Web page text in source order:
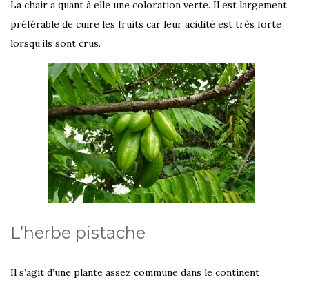
La chair a quant à elle une coloration verte. Il est largement
préférable de cuire les fruits car leur acidité est très forte
lorsqu’ils sont crus.
L’herbe pistache
Il s’agit d’une plante assez commune dans le continent